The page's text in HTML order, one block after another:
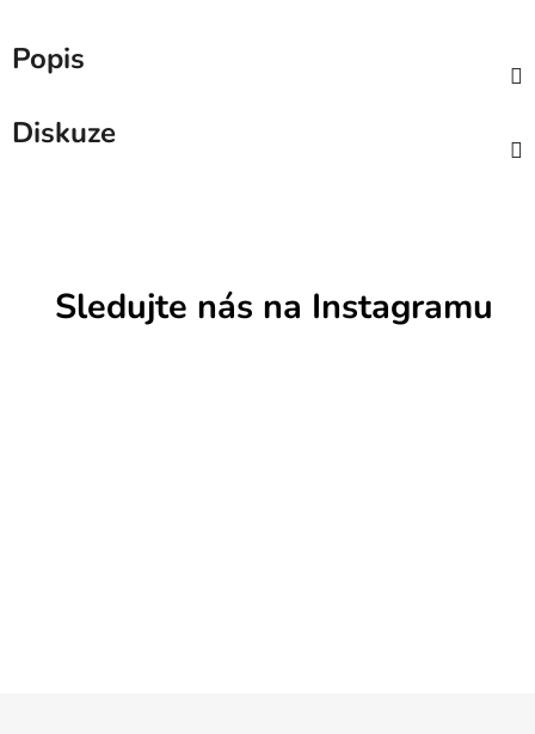
Popis
Diskuze
Sledujte nás na Instagramu